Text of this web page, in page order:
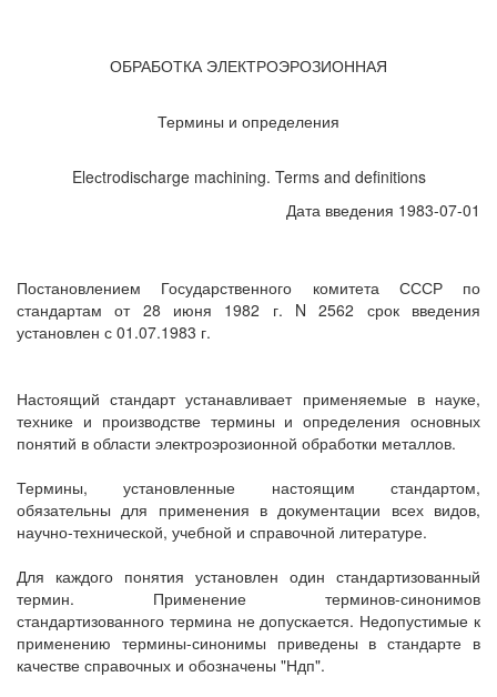
ОБРАБОТКА ЭЛЕКТРОЭРОЗИОННАЯ
Термины и определения
Eleсtrodischarge machining. Terms and definitions
Дата введения 1983-07-01
Постановлением Государственного комитета СССР по
стандартам от 28 июня 1982 г. N 2562 срок введения
установлен с 01.07.1983 г.
Настоящий стандарт устанавливает применяемые в науке,
технике и производстве термины и определения основных
понятий в области электроэрозионной обработки металлов.
Термины, установленные настоящим стандартом,
обязательны для применения в документации всех видов,
научно-технической, учебной и справочной литературе.
Для каждого понятия установлен один стандартизованный
термин. Применение терминов-синонимов
стандартизованного термина не допускается. Недопустимые к
применению термины-синонимы приведены в стандарте в
качестве справочных и обозначены "Ндп".